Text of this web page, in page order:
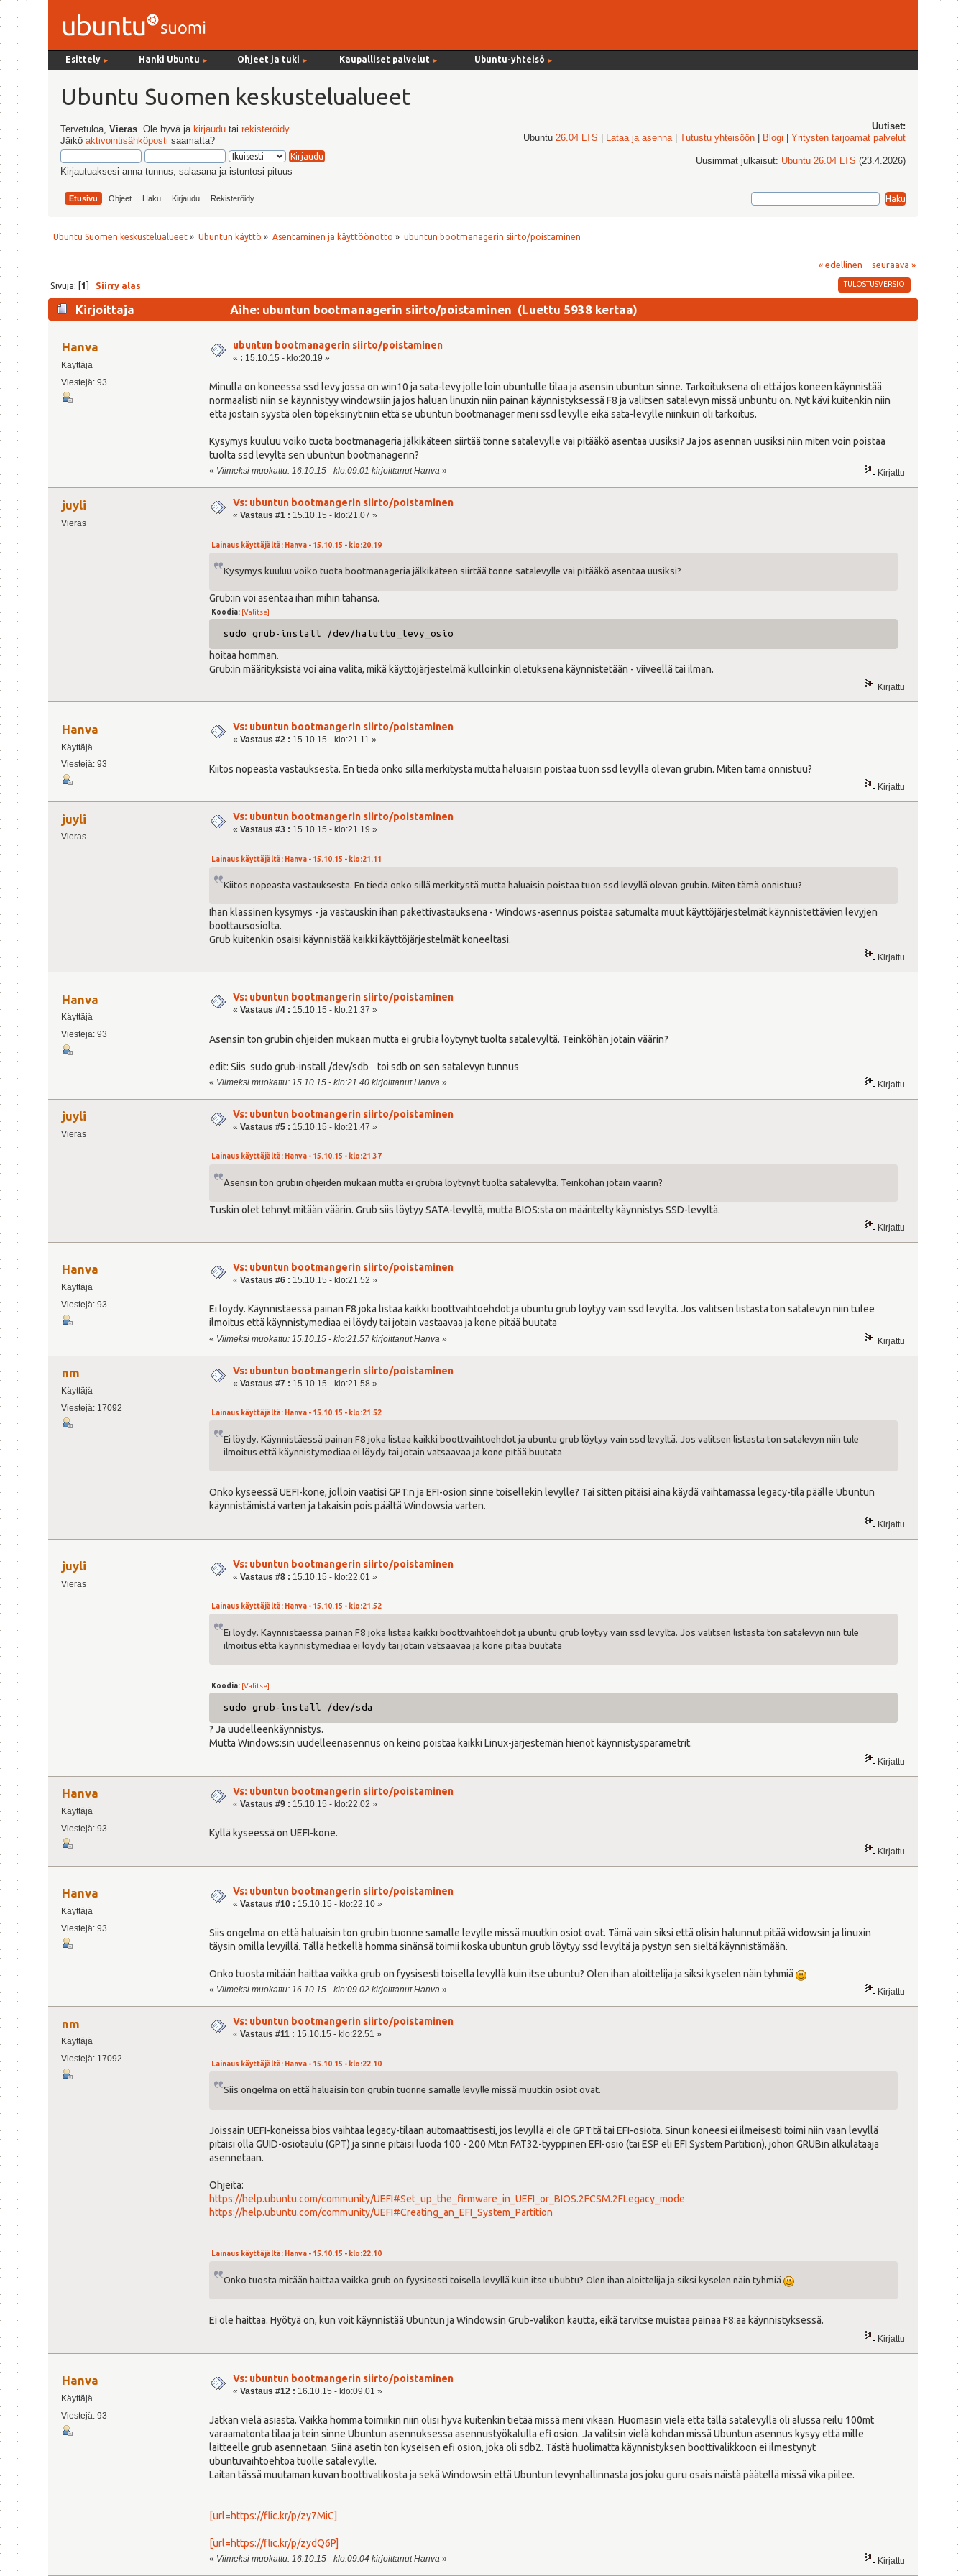
Esittely ► Hanki Ubuntu ► Ohjeet ja tuki ► Kaupalliset palvelut ► Ubuntu-yhteisö ►
Ubuntu Suomen keskustelualueet
Tervetuloa, Vieras. Ole hyvä ja kirjaudutai rekisteröidy.
Jäikö aktivointisähköposti saamatta?
Kirjautuaksesi anna tunnus, salasana ja istuntosi pituus
Uutiset:
Ubuntu26.04 LTS Lataa ja asenna|Tutustu yhteisöön Blogi |Yritysten tarjoamat palvelut
Uusimmat julkaisut: Ubuntu 26.04 LTS (23.4.2026)
Etusivu Ohjeet Haku Kirjaudu Rekisteröidy
Ubuntu Suomen keskustelualueet » Ubuntun käyttö » Asentaminen ja käyttöönotto » ubuntun bootmanagerin siirto/poistaminen
« edellinen seuraava »
TULOSTUSVERSIO
Sivuja: [1] Siirry alas
Kirjoittaja Aihe: ubuntun bootmanagerin siirto/poistaminen (Luettu 5938 kertaa)
Hanva
Käyttäjä
Viestejä: 93
ubuntun bootmanagerin siirto/poistaminen
« : 15.10.15 - klo:20.19 »
Minulla on koneessa ssd levy jossa on win10 ja sata-levy jolle loin ubuntulle tilaa ja asensin ubuntun sinne. Tarkoituksena oli että jos koneen käynnistää
normaalisti niin se käynnistyy windowsiin ja jos haluan linuxin niin painan käynnistyksessä F8 ja valitsen satalevyn missä unbuntu on. Nyt kävi kuitenkin niin
että jostain syystä olen töpeksinyt niin että se ubuntun bootmanager meni ssd levylle eikä sata-levylle niinkuin oli tarkoitus.
Kysymys kuuluu voiko tuota bootmanageria jälkikäteen siirtää tonne satalevylle vai pitääkö asentaa uusiksi? Ja jos asennan uusiksi niin miten voin poistaa
tuolta ssd levyltä sen ubuntun bootmanagerin?
« Viimeksi muokattu: 16.10.15 - klo:09.01 kirjoittanut Hanva » Kirjattu
juyli
Vieras
Vs: ubuntun bootmangerin siirto/poistaminen
«Vastaus #1 : 15.10.15 - klo:21.07 »
Lainaus käyttäjältä: Hanva - 15.10.15 - klo:20.19
Kysymys kuuluu voiko tuota bootmanageria jälkikäteen siirtää tonne satalevylle vai pitääkö asentaa uusiksi?
Grub:in voi asentaa ihan mihin tahansa.
Koodia: [Valitse]
sudo grub-install /dev/haluttu_levy_osio
hoitaa homman.
Grub:in määrityksistä voi aina valita, mikä käyttöjärjestelmä kulloinkin oletuksena käynnistetään - viiveellä tai ilman.
Kirjattu
Hanva
Käyttäjä
Viestejä: 93
Vs: ubuntun bootmangerin siirto/poistaminen
«Vastaus #2 : 15.10.15 - klo:21.11 »
Kiitos nopeasta vastauksesta. En tiedä onko sillä merkitystä mutta haluaisin poistaa tuon ssd levyllä olevan grubin. Miten tämä onnistuu?
Kirjattu
juyli
Vieras
Vs: ubuntun bootmangerin siirto/poistaminen
«Vastaus #3 : 15.10.15 - klo:21.19 »
Lainaus käyttäjältä: Hanva - 15.10.15 - klo:21.11
Kiitos nopeasta vastauksesta. En tiedä onko sillä merkitystä mutta haluaisin poistaa tuon ssd levyllä olevan grubin. Miten tämä onnistuu?
Ihan klassinen kysymys - ja vastauskin ihan pakettivastauksena - Windows-asennus poistaa satumalta muut käyttöjärjestelmät käynnistettävien levyjen
boottausosiolta.
Grub kuitenkin osaisi käynnistää kaikki käyttöjärjestelmät koneeltasi.
Kirjattu
Hanva
Käyttäjä
Viestejä: 93
Vs: ubuntun bootmangerin siirto/poistaminen
«Vastaus #4 : 15.10.15 - klo:21.37 »
Asensin ton grubin ohjeiden mukaan mutta ei grubia löytynyt tuolta satalevyltä. Teinköhän jotain väärin?
edit: Siis sudo grub-install /dev/sdb toi sdb on sen satalevyn tunnus
« Viimeksi muokattu: 15.10.15 - klo:21.40 kirjoittanut Hanva » Kirjattu
juyli
Vieras
Vs: ubuntun bootmangerin siirto/poistaminen
«Vastaus #5 : 15.10.15 - klo:21.47 »
Lainaus käyttäjältä: Hanva - 15.10.15 - klo:21.37
Asensin ton grubin ohjeiden mukaan mutta ei grubia löytynyt tuolta satalevyltä. Teinköhän jotain väärin?
Tuskin olet tehnyt mitään väärin. Grub siis löytyy SATA-levyltä, mutta BIOS:sta on määritelty käynnistys SSD-levyltä.
Kirjattu
Hanva
Käyttäjä
Viestejä: 93
Vs: ubuntun bootmangerin siirto/poistaminen
«Vastaus #6 : 15.10.15 - klo:21.52 »
Ei löydy. Käynnistäessä painan F8 joka listaa kaikki boottvaihtoehdot ja ubuntu grub löytyy vain ssd levyltä. Jos valitsen listasta ton satalevyn niin tulee
ilmoitus että käynnistymediaa ei löydy tai jotain vastaavaa ja kone pitää buutata
« Viimeksi muokattu: 15.10.15 - klo:21.57 kirjoittanut Hanva » Kirjattu
nm
Käyttäjä
Viestejä: 17092
Vs: ubuntun bootmangerin siirto/poistaminen
«Vastaus #7 : 15.10.15 - klo:21.58 »
Lainaus käyttäjältä: Hanva - 15.10.15 - klo:21.52
Ei löydy. Käynnistäessä painan F8 joka listaa kaikki boottvaihtoehdot ja ubuntu grub löytyy vain ssd levyltä. Jos valitsen listasta ton satalevyn niin tule
ilmoitus että käynnistymediaa ei löydy tai jotain vatsaavaa ja kone pitää buutata
Onko kyseessä UEFI-kone, jolloin vaatisi GPT:n ja EFI-osion sinne toisellekin levylle? Tai sitten pitäisi aina käydä vaihtamassa legacy-tila päälle Ubuntun
käynnistämistä varten ja takaisin pois päältä Windowsia varten.
Kirjattu
juyli
Vieras
Vs: ubuntun bootmangerin siirto/poistaminen
«Vastaus #8 : 15.10.15 - klo:22.01 »
Lainaus käyttäjältä: Hanva - 15.10.15 - klo:21.52
Ei löydy. Käynnistäessä painan F8 joka listaa kaikki boottvaihtoehdot ja ubuntu grub löytyy vain ssd levyltä. Jos valitsen listasta ton satalevyn niin tule
ilmoitus että käynnistymediaa ei löydy tai jotain vatsaavaa ja kone pitää buutata
Koodia: [Valitse]
sudo grub-install /dev/sda
? Ja uudelleenkäynnistys.
Mutta Windows:sin uudelleenasennus on keino poistaa kaikki Linux-järjestemän hienot käynnistysparametrit.
Kirjattu
Hanva
Käyttäjä
Viestejä: 93
Vs: ubuntun bootmangerin siirto/poistaminen
«Vastaus #9 : 15.10.15 - klo:22.02 »
Kyllä kyseessä on UEFI-kone.
Kirjattu
Hanva
Käyttäjä
Viestejä: 93
Vs: ubuntun bootmangerin siirto/poistaminen
«Vastaus #10 : 15.10.15 - klo:22.10 »
Siis ongelma on että haluaisin ton grubin tuonne samalle levylle missä muutkin osiot ovat. Tämä vain siksi että olisin halunnut pitää widowsin ja linuxin
täysin omilla levyillä. Tällä hetkellä homma sinänsä toimii koska ubuntun grub löytyy ssd levyltä ja pystyn sen sieltä käynnistämään.
Onko tuosta mitään haittaa vaikka grub on fyysisesti toisella levyllä kuin itse ubuntu? Olen ihan aloittelija ja siksi kyselen näin tyhmiä
« Viimeksi muokattu: 16.10.15 - klo:09.02 kirjoittanut Hanva » Kirjattu
nm
Käyttäjä
Viestejä: 17092
Vs: ubuntun bootmangerin siirto/poistaminen
«Vastaus #11 : 15.10.15 - klo:22.51 »
Lainaus käyttäjältä: Hanva - 15.10.15 - klo:22.10
Siis ongelma on että haluaisin ton grubin tuonne samalle levylle missä muutkin osiot ovat.
Joissain UEFI-koneissa bios vaihtaa legacy-tilaan automaattisesti, jos levyllä ei ole GPT:tä tai EFI-osiota. Sinun koneesi ei ilmeisesti toimi niin vaan levyllä
pitäisi olla GUID-osiotaulu (GPT) ja sinne pitäisi luoda 100 - 200 Mt:n FAT32-tyyppinen EFI-osio (tai ESP eli EFI System Partition), johon GRUBin alkulataaja
asennetaan.
Ohjeita:
https://help.ubuntu.com/community/UEFI#Set_up_the_firmware_in_UEFI_or_BIOS.2FCSM.2FLegacy_mode
https://help.ubuntu.com/community/UEFI#Creating_an_EFI_System_Partition
Lainaus käyttäjältä: Hanva - 15.10.15 - klo:22.10
Onko tuosta mitään haittaa vaikka grub on fyysisesti toisella levyllä kuin itse ububtu? Olen ihan aloittelija ja siksi kyselen näin tyhmiä
Ei ole haittaa. Hyötyä on, kun voit käynnistää Ubuntun ja Windowsin Grub-valikon kautta, eikä tarvitse muistaa painaa F8:aa käynnistyksessä.
Kirjattu
Hanva
Käyttäjä
Viestejä: 93
Vs: ubuntun bootmangerin siirto/poistaminen
«Vastaus #12 : 16.10.15 - klo:09.01 »
Jatkan vielä asiasta. Vaikka homma toimiikin niin olisi hyvä kuitenkin tietää missä meni vikaan. Huomasin vielä että tällä satalevyllä oli alussa reilu 100mt
varaamatonta tilaa ja tein sinne Ubuntun asennuksessa asennustyökalulla efi osion. Ja valitsin vielä kohdan missä Ubuntun asennus kysyy että mille
laitteelle grub asennetaan. Siinä asetin ton kyseisen efi osion, joka oli sdb2. Tästä huolimatta käynnistyksen boottivalikkoon ei ilmestynyt
ubuntuvaihtoehtoa tuolle satalevylle.
Laitan tässä muutaman kuvan boottivalikosta ja sekä Windowsin että Ubuntun levynhallinnasta jos joku guru osais näistä päätellä missä vika piilee.
[url=https://flic.kr/p/zy7MiC]
[url=https://flic.kr/p/zydQ6P]
« Viimeksi muokattu: 16.10.15 - klo:09.04 kirjoittanut Hanva » Kirjattu